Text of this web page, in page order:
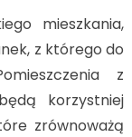
mieszkania,
z którego do
z
korzystniej
zrównoważą